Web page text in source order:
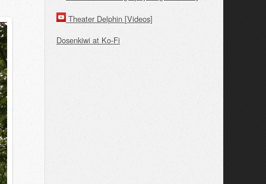
Theater Delphin [Videos]
Dosenkiwi at Ko-Fi